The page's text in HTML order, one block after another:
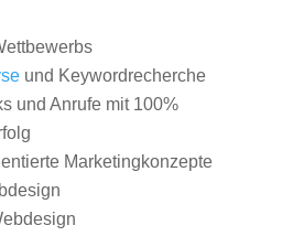
und Keywordrecherche
und Anrufe mit 100%
Marketingkonzepte